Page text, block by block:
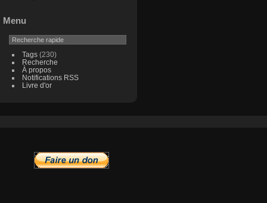
Menu
Tags(230)
Recherche
À propos
Notifications RSS
Livre d'or